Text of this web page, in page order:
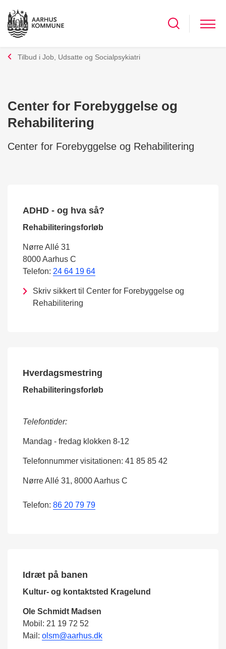
Tilbud i Job, Udsatte og Socialpsykiatri
Center for Forebyggelse og
Rehabilitering
Center for Forebyggelse og Rehabilitering
ADHD - og hva så?
Rehabiliteringsforløb
Nørre Allé 31
8000 Aarhus C
Telefon: 24 64 19 64
Skriv sikkert til Center for Forebyggelse og
Rehabilitering
Hverdagsmestring
Rehabiliteringsforløb
Telefontider:
Mandag - fredag klokken 8-12
Telefonnummer visitationen: 41 85 85 42
Nørre Allé 31, 8000 Aarhus C
Telefon: 86 20 79 79
Idræt på banen
Kultur- og kontaktsted Kragelund
Ole Schmidt Madsen
Mobil: 21 19 72 52
Mail: olsm@aarhus.dk